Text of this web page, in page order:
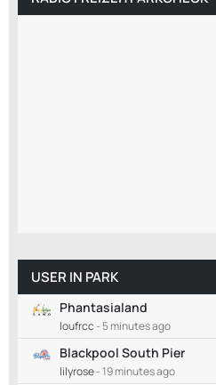
USER IN PARK
Phantasialand
loufrcc -5 minutes ago
Blackpool South Pier
lilyrose-19 minutes ago